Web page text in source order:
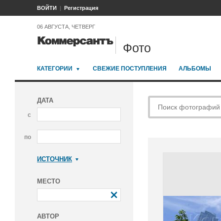
ВОЙТИ Регистрация
06 АВГУСТА, ЧЕТВЕРГ
Фото
КАТЕГОРИИ СВЕЖИЕ ПОСТУПЛЕНИЯ АЛЬБОМЫ
ДАТА
с
по
ИСТОЧНИК
МЕСТО
АВТОР